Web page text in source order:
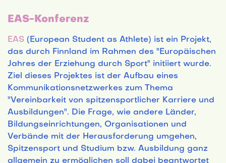
EAS-Konferenz
EAS (European Student as Athlete) ist ein Projekt,
das durch Finnland im Rahmen des "Europäischen
Jahres der Erziehung durch Sport" initiiert wurde.
Ziel dieses Projektes ist der Aufbau eines
Kommunikationsnetzwerkes zum Thema
"Vereinbarkeit von spitzensportlicher Karriere und
Ausbildungen". Die Frage, wie andere Länder,
Bildungseinrichtungen, Organisationen und
Verbände mit der Herausforderung umgehen,
Spitzensport und Studium bzw. Ausbildung ganz
allgemein zu ermöglichen soll dabei beantwortet